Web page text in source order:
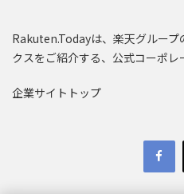
Rakuten.Todayは、楽天グループ
クスをご紹介する、公式コーポレ
企業サイトトップ